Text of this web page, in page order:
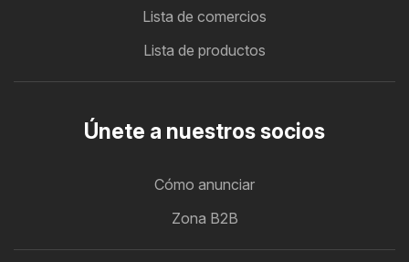
Lista de comercios
Lista de productos
Únete a nuestros socios
Cómo anunciar
Zona B2B